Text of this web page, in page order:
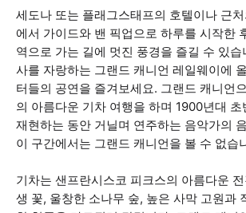
세도나 또는 플래그스태프의 호텔이나 근
에서 가이드와 밴 픽업으로 하루를 시작한
역으로 가는 길에 멋진 풍경을 즐길 수 있습
사를 자랑하는 그랜드 캐니언 레일웨이에
터들의 공연을 즐겨보세요. 그랜드 캐니언
의 아름다운 기차 여행을 하며 1900년대
재현하는 동안 거닐며 연주하는 음악가의
이 구간에서는 그랜드 캐니언을 볼 수 없습
기차는 샌프란시스코 피크스의 아름다운
생 꽃, 울창한 소나무 숲, 높은 사막 고원과